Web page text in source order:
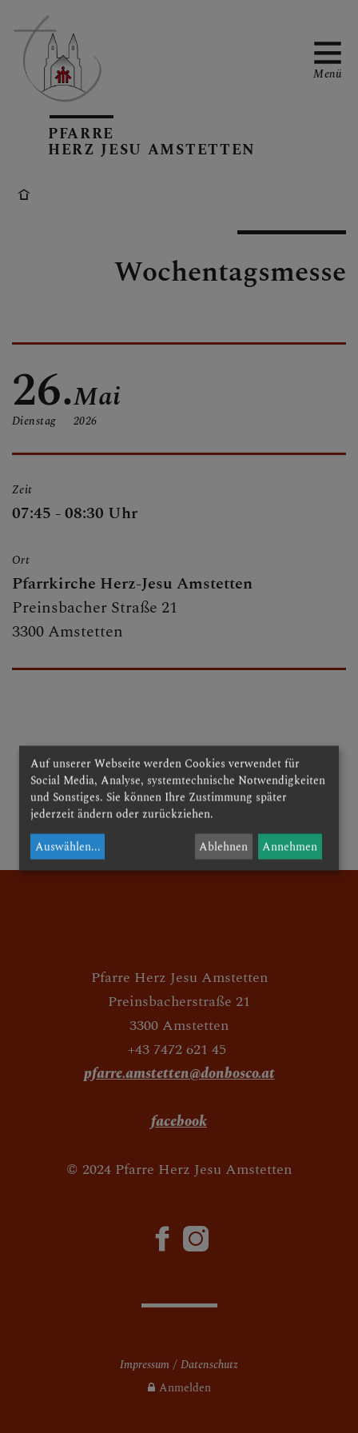
PFARRTEAM
MESSZEITEN
EINRICHTUNGEN
SAKRAMENTE
MUSIKALISCHE
GRUPPEN IN DER
AKTUELLE BERICHTE
UNSERE AKTIVITÄTEN
PFARRE
HERZ JESU AMSTETTEN
Menü
Wochentagsmesse
26.
Dienstag
Mai
2026
Zeit
07:45 - 08:30 Uhr
Ort
Pfarrkirche Herz-Jesu Amstetten
Preinsbacher Straße 21
3300 Amstetten
zurück
Pfarre Herz Jesu Amstetten
Preinsbacherstraße 21
3300 Amstetten
+43 7472 621 45
pfarre.amstetten@donbosco.at
facebook
© 2024 Pfarre Herz Jesu Amstetten
Impressum
Datenschutz
Anmelden
Auf unserer Webseite werden Cookies verwendet für
Social Media, Analyse, systemtechnische Notwendigkeiten
und Sonstiges. Sie können Ihre Zustimmung später
jederzeit ändern oder zurückziehen.
Auswählen... Ablehnen Annehmen